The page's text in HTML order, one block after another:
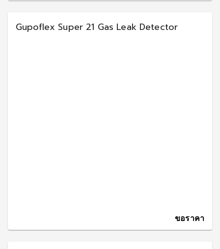
Gupoflex Super 21 Gas Leak Detector
ขอราคา